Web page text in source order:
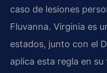
caso de lesiones
Fluvanna. Virginia es
estados, junto con el
aplica esta regla en